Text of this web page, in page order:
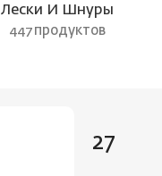
Лески И Шнуры
447 продуктов
27